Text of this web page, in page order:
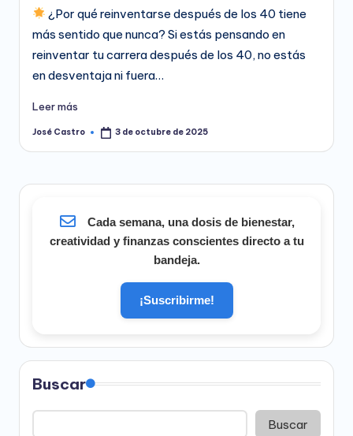
¿Por qué reinventarse después de los 40 tiene
más sentido que nunca? Si estás pensando en
reinventar tu carrera después de los 40, no estás
en desventaja ni fuera…
Leer más
Publicado
José Castro 3 de octubre de 2025
Cada semana, una dosis de bienestar,
creatividad y finanzas conscientes directo a tu
bandeja.
¡Suscribirme!
Buscar
Buscar